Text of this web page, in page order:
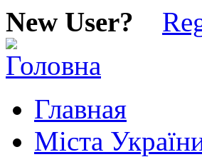
New User?
Главная
Міста